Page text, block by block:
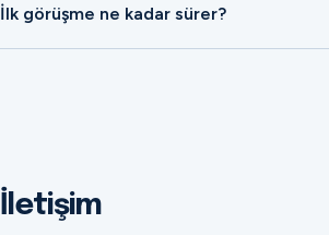
İlk görüşme ne kadar sürer?
İletişim